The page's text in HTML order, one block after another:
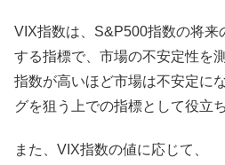
VIX指数は、S&P500指数の将来
する指標で、市場の不安定性を
指数が高いほど市場は不安定に
グを狙う上での指標として役立ち
また、VIX指数の値に応じて、